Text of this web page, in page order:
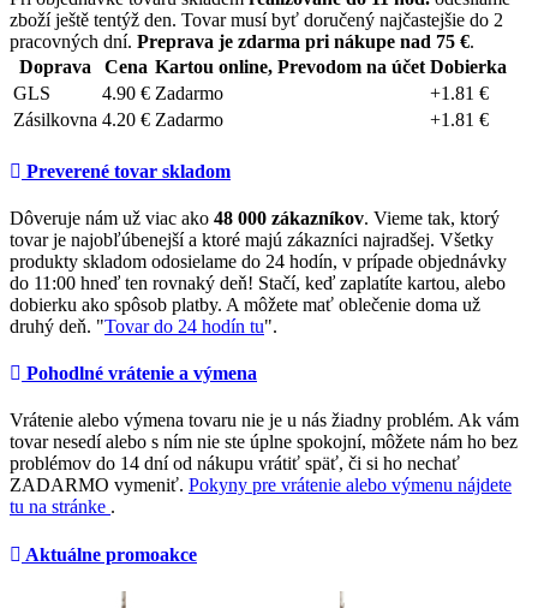
zboží ještě tentýž den. Tovar musí byť doručený najčastejšie do 2
pracovných dní. Preprava je zdarma pri nákupe nad 75 €.
Doprava
Cena Kartou online, Prevodom na účet Dobierka
GLS
4.90 € Zadarmo
+1.81 €
Zásilkovna 4.20 € Zadarmo +1.81 €
Preverené tovar skladom
Dôveruje nám už viac ako 48 000 zákazníkov. Vieme tak, ktorý
tovar je najobľúbenejší a ktoré majú zákazníci najradšej. Všetky
produkty skladom odosielame do 24 hodín, v prípade objednávky
do 11:00 hneď ten rovnaký deň! Stačí, keď zaplatíte kartou, alebo
dobierku ako spôsob platby. A môžete mať oblečenie doma už
druhý deň. "Tovar do 24 hodín tu".
Pohodlné vrátenie a výmena
Vrátenie alebo výmena tovaru nie je u nás žiadny problém. Ak vám
tovar nesedí alebo s ním nie ste úplne spokojní, môžete nám ho bez
problémov do 14 dní od nákupu vrátiť späť, či si ho nechať
ZADARMO vymeniť. Pokyny pre vrátenie alebo výmenu nájdete
tu na stránke .
Aktuálne promoakce